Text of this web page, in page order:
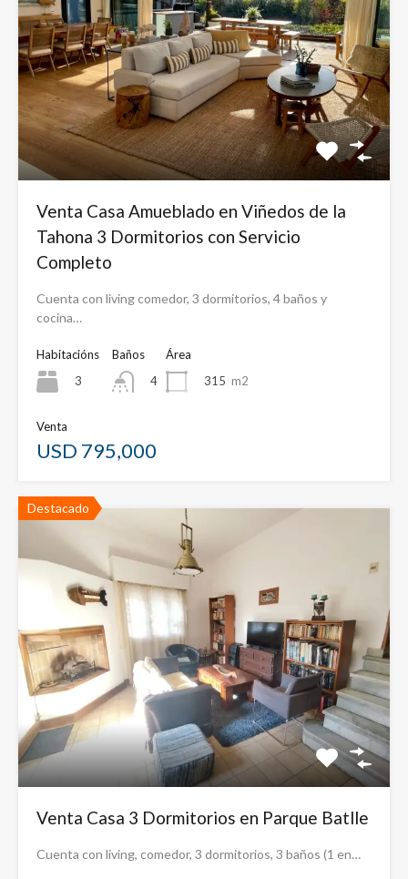
Venta Casa Amueblado en Viñedos de la
Tahona 3 Dormitorios con Servicio
Completo
Cuenta con living comedor, 3 dormitorios, 4 baños y
cocina…
Habitacións
3
Baños
4
Área
315 m2
Venta
USD 795,000
Destacado
Venta Casa 3 Dormitorios en Parque Batlle
Cuenta con living, comedor, 3 dormitorios, 3 baños (1 en…